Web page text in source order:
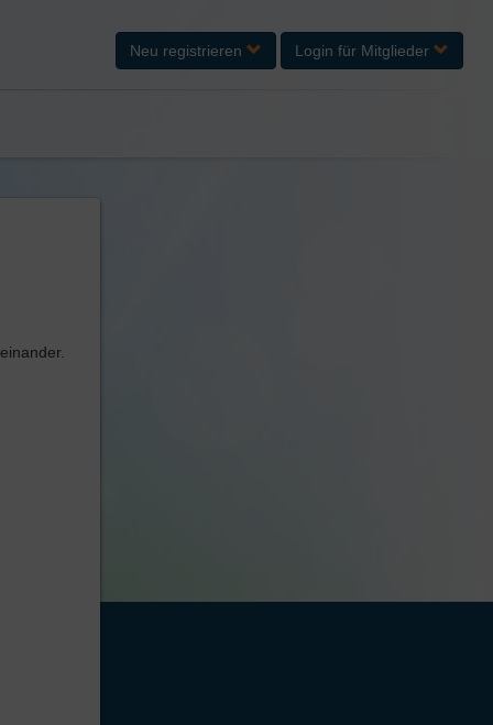
Neu registrieren Login für Mitglieder